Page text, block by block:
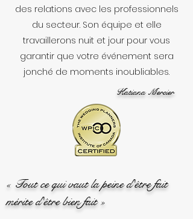
des relations avec les professionnels
du secteur. Son équipe et elle
travaillerons nuit et jour pour vous
garantir que votre événement sera
jonché de moments inoubliables.
Katiana Mercier
« Tout ce qui vaut la peine d'être fait
mérite d'être bien fait »